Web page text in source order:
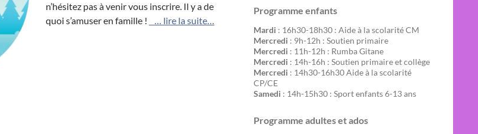
n’hésitez pas à venir vous inscrire. Il y a de
quoi s’amuser en famille !
… lire la suite…
Programme enfants
Mardi : 16h30-18h30 : Aide à la scolarité CM
Mercredi : 9h-12h : Soutien primaire
Mercredi : 11h-12h : Rumba Gitane
Mercredi : 14h-16h : Soutien primaire et collège
Mercredi : 14h30-16h30 Aide à la scolarité
CP/CE
Samedi : 14h-15h30 : Sport enfants 6-13 ans
Programme adultes et ados